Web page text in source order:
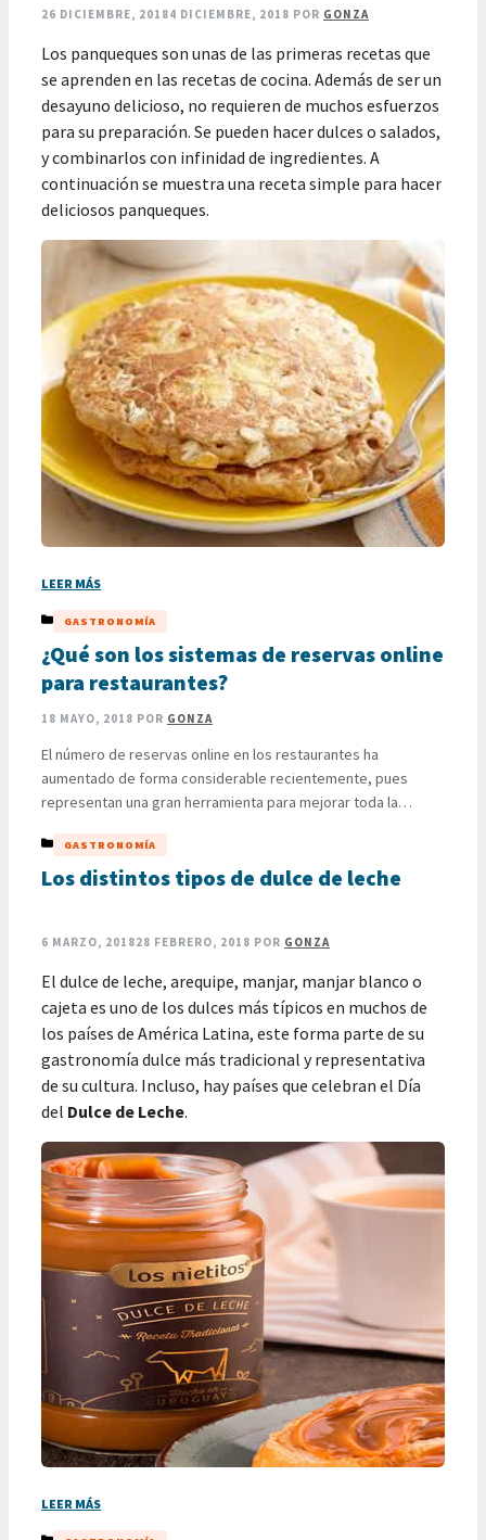
26 DICIEMBRE, 20184 DICIEMBRE, 2018 POR GONZA
Los panqueques son unas de las primeras recetas que
se aprenden en las recetas de cocina. Además de ser un
desayuno delicioso, no requieren de muchos esfuerzos
para su preparación. Se pueden hacer dulces o salados,
y combinarlos con infinidad de ingredientes. A
continuación se muestra una receta simple para hacer
deliciosos panqueques.
LEER MÁS
CATEGORÍAS
GASTRONOMÍA
¿Qué son los sistemas de reservas online
para restaurantes?
18 MAYO, 2018 POR GONZA
El número de reservas online en los restaurantes ha
aumentado de forma considerable recientemente, pues
representan una gran herramienta para mejorar toda la
que brindan en general. Es decir, los sistemas de reservas
online para restaurantes fueron diseñados para agilizar y
CATEGORÍAS
GASTRONOMÍA
Los distintos tipos de dulce de leche
6 MARZO, 201828 FEBRERO, 2018 POR GONZA
El dulce de leche, arequipe, manjar, manjar blanco o
cajeta es uno de los dulces más típicos en muchos de
los países de América Latina, este forma parte de su
gastronomía dulce más tradicional y representativa
de su cultura. Incluso, hay países que celebran el Día
del Dulce de Leche.
LEER MÁS